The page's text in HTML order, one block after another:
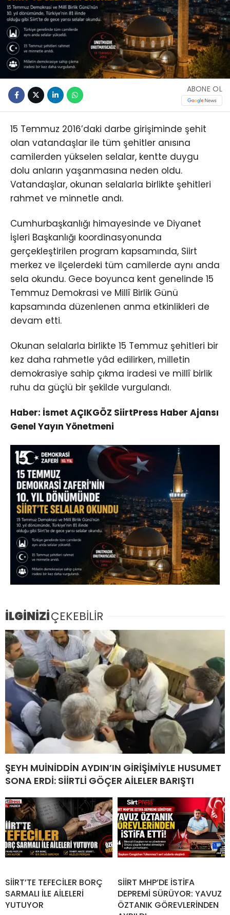
ABONE OL
15 Temmuz 2016’daki darbe girişiminde şehit
olan vatandaşlar ile tüm şehitler anısına
camilerden yükselen selalar, kentte duygu
dolu anların yaşanmasına neden oldu.
Vatandaşlar, okunan selalarla birlikte şehitleri
rahmet ve minnetle andı.
Cumhurbaşkanlığı himayesinde ve Diyanet
İşleri Başkanlığı koordinasyonunda
gerçekleştirilen program kapsamında, Siirt
merkez ve ilçelerdeki tüm camilerde aynı anda
sela okundu. Gece boyunca kent genelinde 15
Temmuz Demokrasi ve Millî Birlik Günü
kapsamında düzenlenen anma etkinlikleri de
devam etti.
Okunan selalarla birlikte 15 Temmuz şehitleri bir
kez daha rahmetle yâd edilirken, milletin
demokrasiye sahip çıkma iradesi ve millî birlik
ruhu da güçlü bir şekilde vurgulandı.
Haber: İsmet AÇIKGÖZ SiirtPress Haber Ajansı
Genel Yayın Yönetmeni
İLGİNİZİÇEKEBİLİR
ŞEYH MUİNİDDİN AYDIN’IN GİRİŞİMİYLE HUSUMET
SONA ERDİ: SİİRTLİ GÖÇER AİLELER BARIŞTI
SİİRT’TE TEFECİLER BORÇ
SARMALI İLE AİLELERİ
YUTUYOR
SİİRT MHP’DE İSTİFA
DEPREMİ SÜRÜYOR: YAVUZ
ÖZTANIK GÖREVLERİNDEN